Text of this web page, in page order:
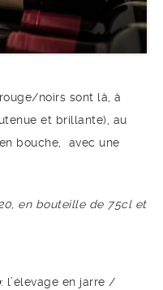
noirs sont là, à
et brillante), au
bouche, avec une
en bouteille de 75cl et
: l’élevage en jarre /